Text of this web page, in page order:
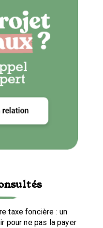
taxe foncière : un
pour ne pas la payer